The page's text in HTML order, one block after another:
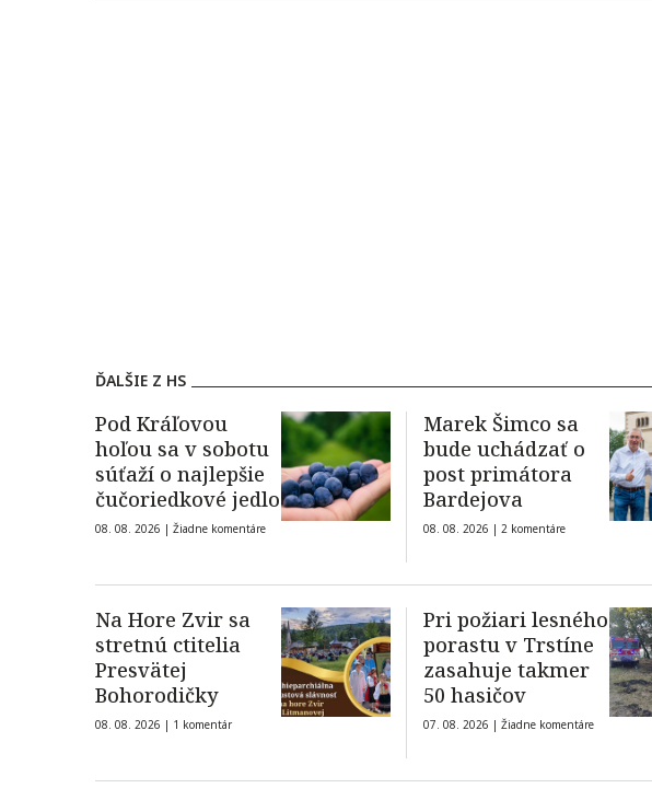
ĎALŠIE Z HS
Pod Kráľovou
hoľou sa v sobotu
súťaží o najlepšie
čučoriedkové jedlo
08. 08. 2026 | Žiadne komentáre
Marek Šimco sa
bude uchádzať o
post primátora
Bardejova
08. 08. 2026 | 2 komentáre
Na Hore Zvir sa
stretnú ctitelia
Presvätej
Bohorodičky
08. 08. 2026 | 1 komentár
Pri požiari lesného
porastu v Trstíne
zasahuje takmer
50 hasičov
07. 08. 2026 | Žiadne komentáre